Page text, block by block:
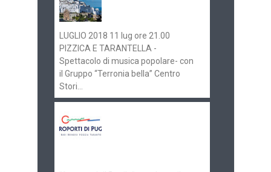
LUGLIO 2018 11 lug ore 21.00
PIZZICA E TARANTELLA -
Spettacolo di musica popolare- con
il Gruppo “Terronia bella” Centro
Stori...